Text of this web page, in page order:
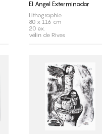
El Angel Exterminador
Lithographie
80 x 116 cm
20 ex.
vélin de Rives